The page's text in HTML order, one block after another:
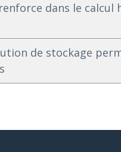
dans le calcul
de stockage